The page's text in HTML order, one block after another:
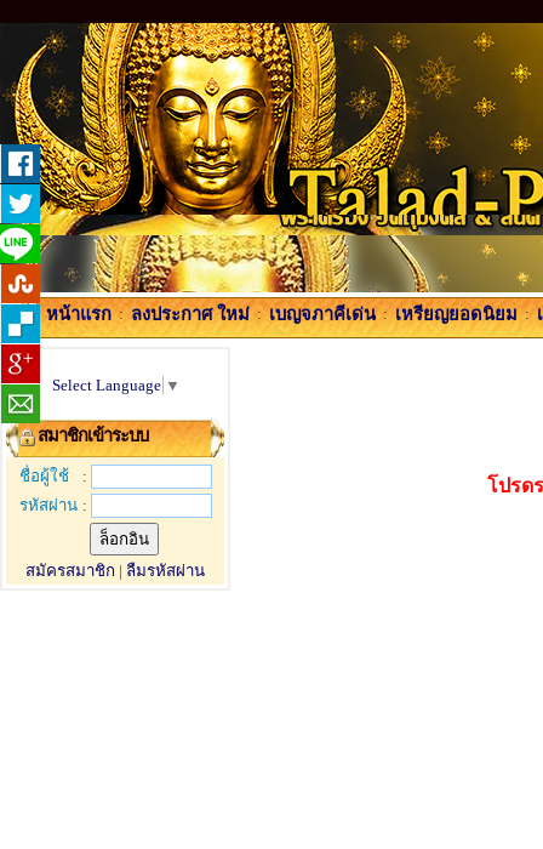
หน้าแรก : ลงประกาศ ใหม่ : เบญจภาคีเด่น : เหรียญยอดนิยม :
Select Language ▼
สมาชิกเข้าระบบ
ชื่อผู้ใช้
:
รหัสผ่าน :
สมัครสมาชิก | ลืมรหัสผ่าน
โปรด